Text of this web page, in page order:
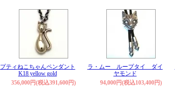
プティねこちゃんペンダント
K18 yellow gold
356,000円(税込391,600円)
ラ・ムー ループタイ ダイ
ヤモンド
94,000円(税込103,400円)